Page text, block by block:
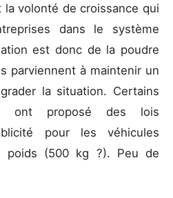
volonté de croissance qui
dans le système
est donc de la poudre
parviennent à maintenir un
la situation. Certains
ont proposé des lois
pour les véhicules
poids (500 kg ?). Peu de